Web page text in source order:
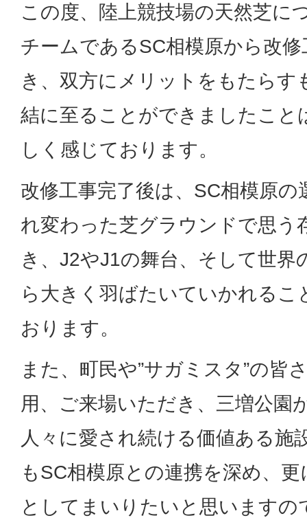
この度、陸上競技場の天然芝に
チームであるSC相模原から改
き、双方にメリットをもたらす
結に至ることができましたこと
しく感じております。
改修工事完了後は、SC相模原
れ変わった芝グラウンドで思う
き、J2やJ1の舞台、そして世界
ら大きく羽ばたいていかれるこ
おります。
また、町民や”サガミスタ”の皆
用、ご来場いただき、三増公園
人々に愛され続ける価値ある施
もSC相模原との連携を深め、
としてまいりたいと思います